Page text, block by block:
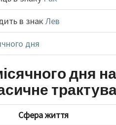
в знак Лев
дня
дня
Сфера життя